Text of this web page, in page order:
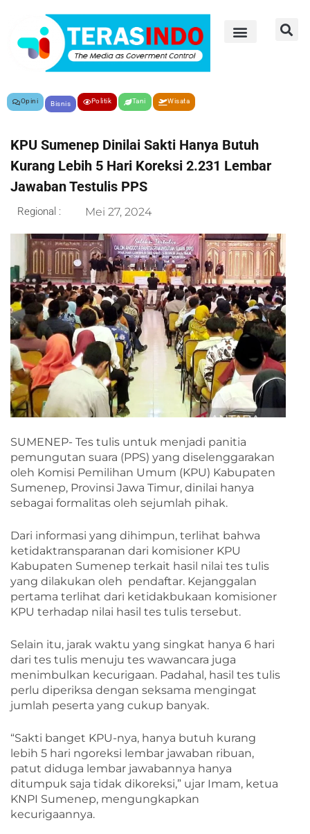
Opini Bisnis Politik Tani Wisata
KPU Sumenep Dinilai Sakti Hanya Butuh
Kurang Lebih 5 Hari Koreksi 2.231 Lembar
Jawaban Testulis PPS
Regional : Mei 27, 2024
SUMENEP- Tes tulis untuk menjadi panitia
pemungutan suara (PPS) yang diselenggarakan
oleh Komisi Pemilihan Umum (KPU) Kabupaten
Sumenep, Provinsi Jawa Timur, dinilai hanya
sebagai formalitas oleh sejumlah pihak.
Dari informasi yang dihimpun, terlihat bahwa
ketidaktransparanan dari komisioner KPU
Kabupaten Sumenep terkait hasil nilai tes tulis
yang dilakukan oleh pendaftar. Kejanggalan
pertama terlihat dari ketidakbukaan komisioner
KPU terhadap nilai hasil tes tulis tersebut.
Selain itu, jarak waktu yang singkat hanya 6 hari
dari tes tulis menuju tes wawancara juga
menimbulkan kecurigaan. Padahal, hasil tes tulis
perlu diperiksa dengan seksama mengingat
jumlah peserta yang cukup banyak.
“Sakti banget KPU-nya, hanya butuh kurang
lebih 5 hari ngoreksi lembar jawaban ribuan,
patut diduga lembar jawabannya hanya
ditumpuk saja tidak dikoreksi,” ujar Imam, ketua
KNPI Sumenep, mengungkapkan
kecurigaannya.